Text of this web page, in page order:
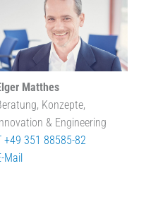
Matthes
Konzepte,
& Engineering
+49 351 88585-82
Mail